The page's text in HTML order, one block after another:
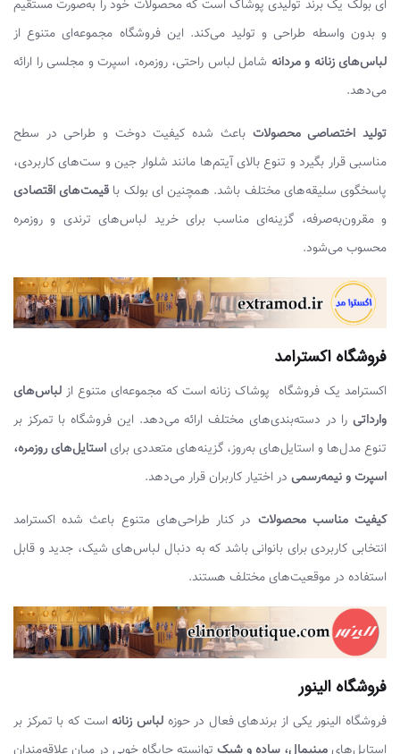
ای بولک یک برند تولیدی پوشاک است که محصولات خود را به‌صورت مستقیم
و بدون واسطه طراحی و تولید می‌کند. این فروشگاه مجموعه‌ای متنوع از
لباس‌های زنانه و مردانه شامل لباس راحتی، روزمره، اسپرت و مجلسی را ارائه
می‌دهد.
تولید اختصاصی محصولات باعث شده کیفیت دوخت و طراحی در سطح
مناسبی قرار بگیرد و تنوع بالای آیتم‌ها مانند شلوار جین و ست‌های کاربردی،
پاسخگوی سلیقه‌های مختلف باشد. همچنین ای بولک با قیمت‌های اقتصادی
و مقرون‌به‌صرفه، گزینه‌ای مناسب برای خرید لباس‌های ترندی و روزمره
محسوب می‌شود.
فروشگاه اکسترامد
اکسترامد یک فروشگاه پوشاک زنانه است که مجموعه‌ای متنوع از لباس‌های
وارداتی را در دسته‌بندی‌های مختلف ارائه می‌دهد. این فروشگاه با تمرکز بر
تنوع مدل‌ها و استایل‌های به‌روز، گزینه‌های متعددی برایاستایل‌های روزمره،
اسپرت و نیمه‌رسمی در اختیار کاربران قرار می‌دهد.
کیفیت مناسب محصولات در کنار طراحی‌های متنوع باعث شده اکسترامد
انتخابی کاربردی برای بانوانی باشد که به دنبال لباس‌های شیک، جدید و قابل
استفاده در موقعیت‌های مختلف هستند.
فروشگاه الینور
فروشگاه الینور یکی از برندهای فعال در حوزهلباس زنانه است که با تمرکز بر